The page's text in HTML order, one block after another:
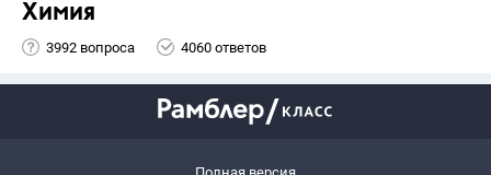
Химия
3992 вопроса 4060 ответов